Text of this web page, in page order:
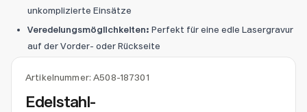
Artikelnummer:A508-187301
Edelstahl-
unkomplizierte Einsätze
Veredelungsmöglichkeiten: Perfekt für eine edle Lasergravur
auf der Vorder- oder Rückseite